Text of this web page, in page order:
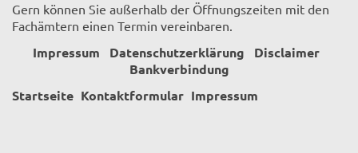
Gern können Sie außerhalb der Öffnungszeiten mit den
Fachämtern einen Termin vereinbaren.
Impressum Datenschutzerklärung
Disclaimer
Bankverbindung
Startseite Kontaktformular Impressum